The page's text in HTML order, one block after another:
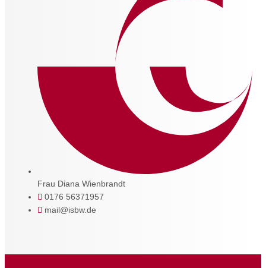
Frau Diana Wienbrandt
0176 56371957
mail@isbw.de